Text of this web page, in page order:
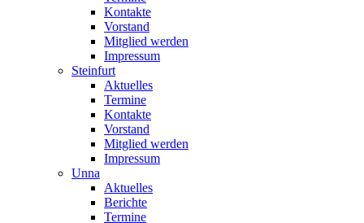
Kontakte
Vorstand
Mitglied werden
Impressum
Steinfurt
Aktuelles
Termine
Kontakte
Vorstand
Mitglied werden
Impressum
Unna
Aktuelles
Berichte
Termine